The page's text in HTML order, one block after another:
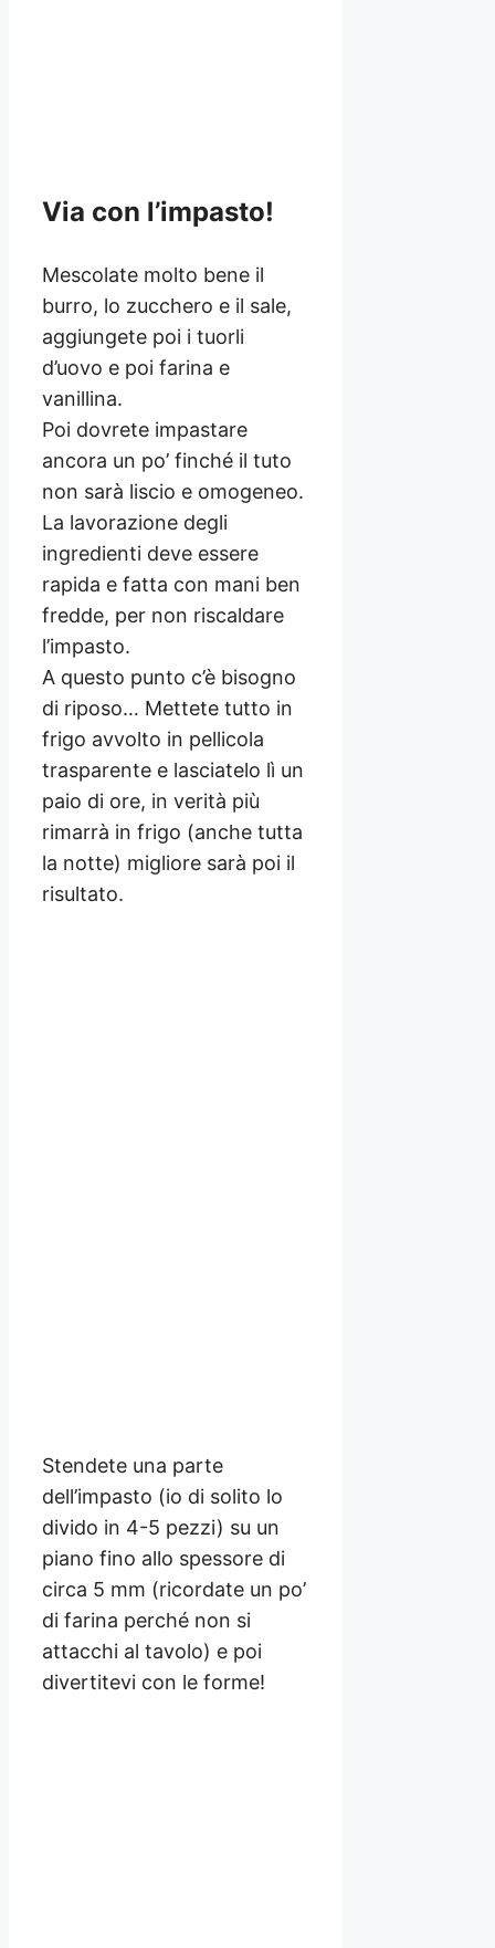
Via con l’impasto!
Mescolate molto bene il
burro, lo zucchero e il sale,
aggiungete poi i tuorli
d’uovo e poi farina e
vanillina.
Poi dovrete impastare
ancora un po’ finché il tuto
non sarà liscio e omogeneo.
La lavorazione degli
ingredienti deve essere
rapida e fatta con mani ben
fredde, per non riscaldare
l’impasto.
A questo punto c’è bisogno
di riposo… Mettete tutto in
frigo avvolto in pellicola
trasparente e lasciatelo lì un
paio di ore, in verità più
rimarrà in frigo (anche tutta
la notte) migliore sarà poi il
risultato.
Stendete una parte
dell’impasto (io di solito lo
divido in 4-5 pezzi) su un
piano fino allo spessore di
circa 5 mm (ricordate un po’
di farina perché non si
attacchi al tavolo) e poi
divertitevi con le forme!